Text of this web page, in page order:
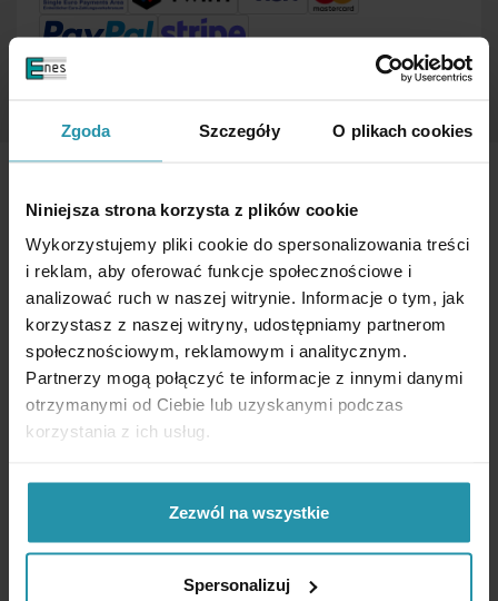
Zgoda Szczegóły O plikach cookies
Niniejsza strona korzysta z plików cookie
Wykorzystujemy pliki cookie do spersonalizowania treści
i reklam, aby oferować funkcje społecznościowe i
analizować ruch w naszej witrynie. Informacje o tym, jak
korzystasz z naszej witryny, udostępniamy partnerom
społecznościowym, reklamowym i analitycznym.
Partnerzy mogą połączyć te informacje z innymi danymi
otrzymanymi od Ciebie lub uzyskanymi podczas
korzystania z ich usług.
Zezwól na wszystkie
Spersonalizuj
Transport
Les règles
A propos de nous
Paiements
Contact
Enes Magnesy Paweł Zientek Spółka komandytowa